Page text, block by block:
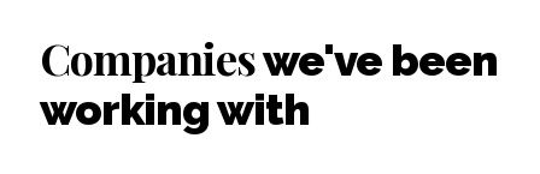
Companieswe've been
working with